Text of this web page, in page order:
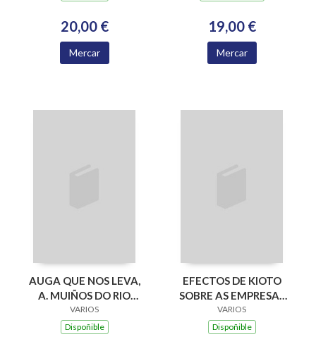
20,00 €
Mercar
19,00 €
Mercar
AUGA QUE NOS LEVA,
A. MUIÑOS DO RIO
ARMENTEIRA
VARIOS
Dispoñible
EFECTOS DE KIOTO
SOBRE AS EMPRESAS
ENERXETICAS
GALEGAS, OS
VARIOS
Dispoñible